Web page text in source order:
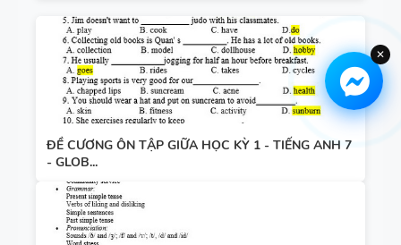
ĐỀ CƯƠNG ÔN TẬP GIỮA HỌC KỲ 1 - TIẾNG ANH 7
- GLOB...
✕